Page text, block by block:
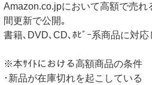
Amazon.co.jpにおいて高額で売
間更新で公開｡
書籍､DVD､CD､ﾎﾋﾞｰ系商品に対応
※本ｻｲﾄにおける高額商品の条件
･新品が在庫切れを起こしている